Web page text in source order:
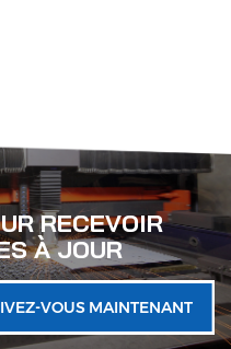
RECEVOIR
À JOUR